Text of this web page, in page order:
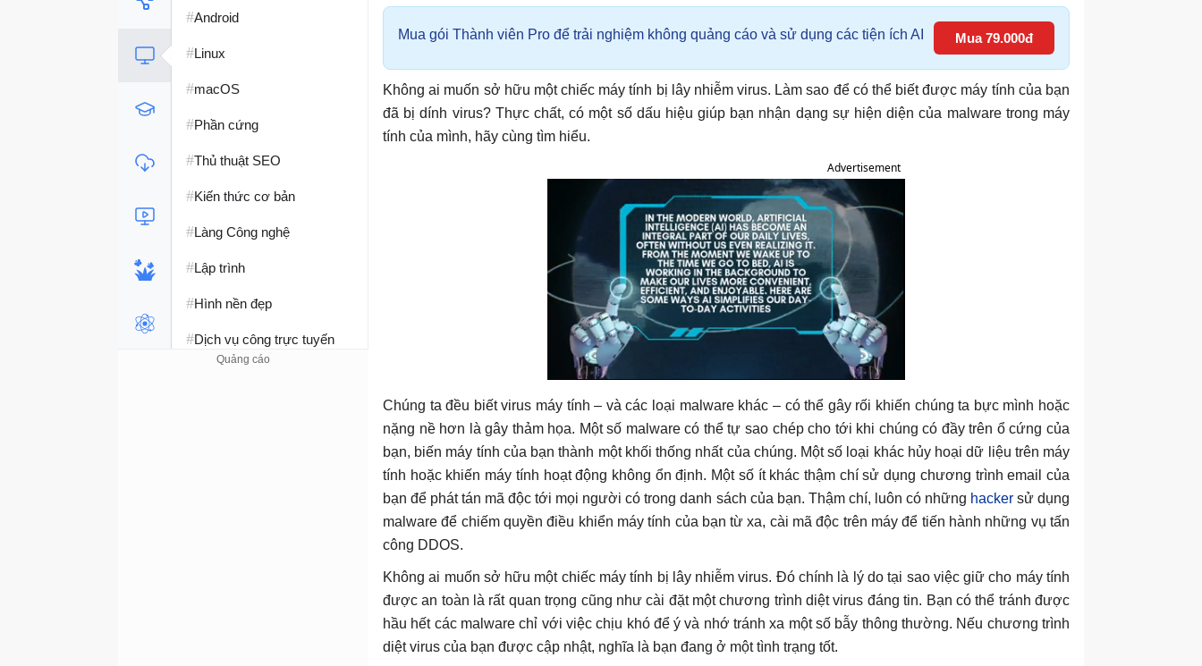
Mua gói Thành viên Pro để trải nghiệm không quảng cáo và sử dụng các tiện ích AI Mua 79.000đ
Không ai muốn sở hữu một chiếc máy tính bị lây nhiễm virus. Làm sao để có thể biết được máy tính của bạn
đã bị dính virus? Thực chất, có một số dấu hiệu giúp bạn nhận dạng sự hiện diện của malware trong máy
tính của mình, hãy cùng tìm hiểu.
Advertisement
Chúng ta đều biết virus máy tính – và các loại malware khác – có thể gây rối khiến chúng ta bực mình hoặc
nặng nề hơn là gây thảm họa. Một số malware có thể tự sao chép cho tới khi chúng có đầy trên ổ cứng của
bạn, biến máy tính của bạn thành một khối thống nhất của chúng. Một số loại khác hủy hoại dữ liệu trên máy
tính hoặc khiến máy tính hoạt động không ổn định. Một số ít khác thậm chí sử dụng chương trình email của
bạn để phát tán mã độc tới mọi người có trong danh sách của bạn. Thậm chí, luôn có những hackersử dụng
malware để chiếm quyền điều khiển máy tính của bạn từ xa, cài mã độc trên máy để tiến hành những vụ tấn
công DDOS.
Không ai muốn sở hữu một chiếc máy tính bị lây nhiễm virus. Đó chính là lý do tại sao việc giữ cho máy tính
được an toàn là rất quan trọng cũng như cài đặt một chương trình diệt virus đáng tin. Bạn có thể tránh được
hầu hết các malware chỉ với việc chịu khó để ý và nhớ tránh xa một số bẫy thông thường. Nếu chương trình
diệt virus của bạn được cập nhật, nghĩa là bạn đang ở một tình trạng tốt.
#Android
#Linux
#macOS
#Phần cứng
#Thủ thuật SEO
#Kiến thức cơ bản
#Làng Công nghệ
#Lập trình
#Hình nền đẹp
#Dịch vụ công trực tuyến